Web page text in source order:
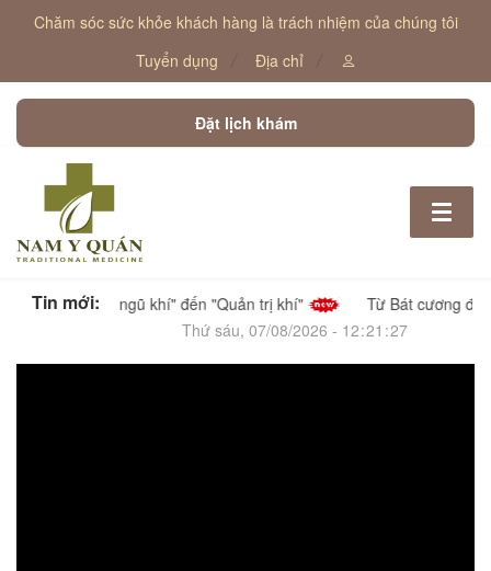
Chăm sóc sức khỏe khách hàng là trách nhiệm của chúng tôi
Tuyển dụng
Địa chỉ
Đặt lịch khám
Toggle
Tin mới:
Từ "Nam Y ngũ khí" đến "Quản trị khí"
Từ Bát cương đến
Thứ sáu, 07/08/2026 - 12:21 :28